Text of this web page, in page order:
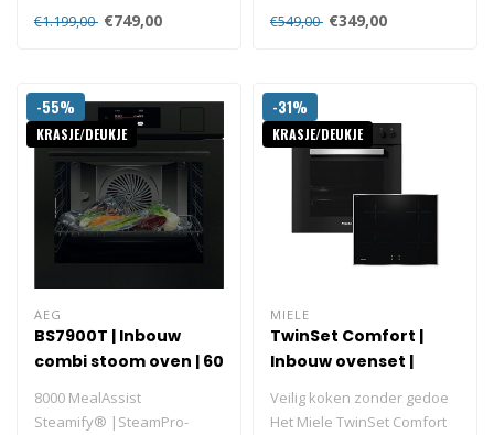
pyrolysereiniging
€1.199,00 €749,00
Hetelucht Energiezuinig
Serie..
€549,00 €349,00
-55%
KRASJE/DEUKJE
AEG
BS7900T | Inbouw
combi stoom oven | 60
cm | SteamPro
8000 MealAssist
Steamify® |SteamPro-
-31%
KRASJE/DEUKJE
MIELE
TwinSet Comfort |
Inbouw ovenset |
Inbouw fornuis |
Inductie | Zwart
Veilig koken zonder gedoe
Het Miele TwinSet Comfort